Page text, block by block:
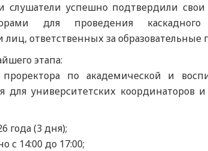
слушатели успешно подтвердили
для проведения
ответственных за
этапа:
по академической и
для университетских координаторов
года (3 дня);
с 14:00 до 17:00;